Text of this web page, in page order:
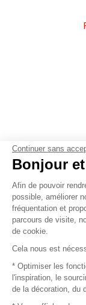
©
Continuer sans
Bonjour
Afin de pouvoir
possible, améliorer
fréquentation et
parcours de visite,
de cookie.
Cela nous est
* Optimiser les
l'inspiration, le
de la décoration, du